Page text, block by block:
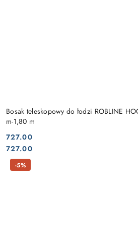
Bosak teleskopowy do łodzi ROBLINE
m-1,80 m
Cena:
727.00
Cena:
727.00
-5%